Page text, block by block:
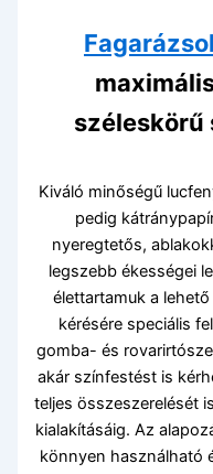
széleskörű
Kiváló minőségű
pedig
nyeregtetős,
legszebb ékességei
élettartamuk a
kérésére speciális
gomba- és
akár színfestést is
teljes összeszerelését
kialakításáig. Az
könnyen használható